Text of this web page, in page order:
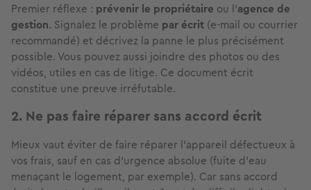
Premier réflexe : prévenir le propriétaire ou l'agence de
gestion. Signalez le problème par écrit (e-mail ou courrier
recommandé) et décrivez la panne le plus précisément
possible. Vous pouvez aussi joindre des photos ou des
vidéos, utiles en cas de litige. Ce document écrit
constitue une preuve irréfutable.
2. Ne pas faire réparer sans accord écrit
Mieux vaut éviter de faire réparer l'appareil défectueux à
vos frais, sauf en cas d'urgence absolue (fuite d'eau
menaçant le logement, par exemple). Car sans accord